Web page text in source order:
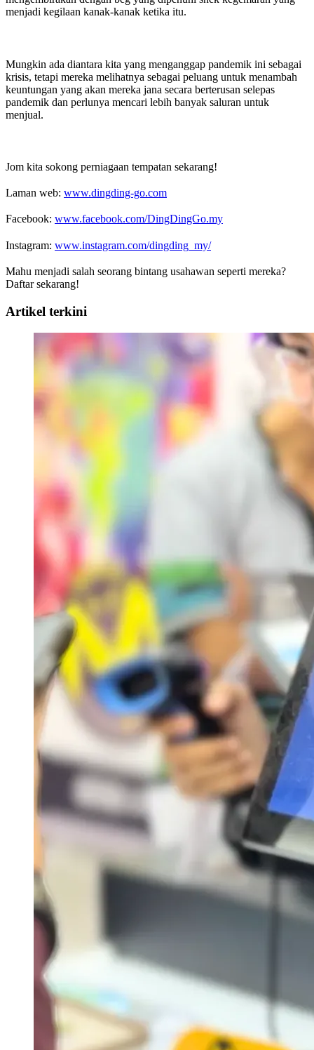
menjadi kegilaan kanak-kanak ketika itu.
Mungkin ada diantara kita yang menganggap pandemik ini sebagai
krisis, tetapi mereka melihatnya sebagai peluang untuk menambah
keuntungan yang akan mereka jana secara berterusan selepas
pandemik dan perlunya mencari lebih banyak saluran untuk
menjual.
Jom kita sokong perniagaan tempatan sekarang!
Laman web: www.dingding-go.com
Facebook: www.facebook.com/DingDingGo.my
Instagram: www.instagram.com/dingding_my/
Mahu menjadi salah seorang bintang usahawan seperti mereka?
Daftar sekarang!
Artikel terkini